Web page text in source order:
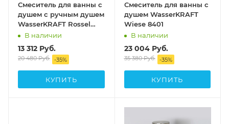
Смеситель для ванны с
душем с ручным душем
WasserKRAFT Rossel
2802L
В наличии
13 312 Руб.
20 480Руб. -35%
КУПИТЬ
Смеситель для ванны с
душем WasserKRAFT
Wiese 8401
В наличии
23 004Руб.
35 380Руб. -35%
КУПИТЬ